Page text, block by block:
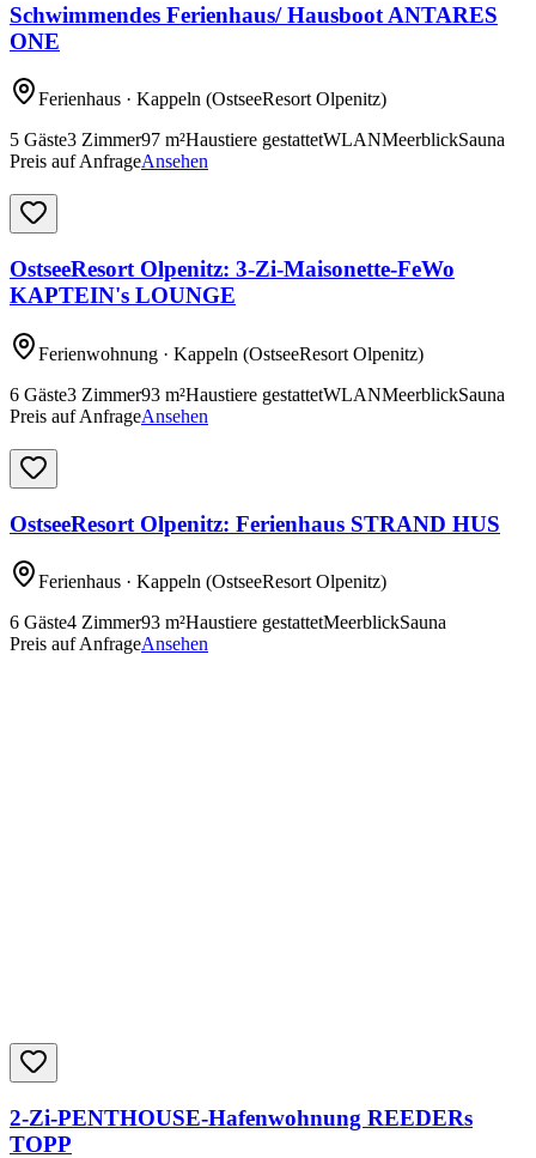
Schwimmendes Ferienhaus/ Hausboot ANTARES
ONE
Ferienhaus · Kappeln (OstseeResort Olpenitz)
5 Gäste3 Zimmer97 m²Haustiere gestattetWLANMeerblickSauna
Preis auf AnfrageAnsehen
OstseeResort Olpenitz: 3-Zi-Maisonette-FeWo
KAPTEIN's LOUNGE
Ferienwohnung · Kappeln (OstseeResort Olpenitz)
6 Gäste3 Zimmer93 m²Haustiere gestattetWLANMeerblickSauna
Preis auf AnfrageAnsehen
OstseeResort Olpenitz: Ferienhaus STRAND HUS
Ferienhaus · Kappeln (OstseeResort Olpenitz)
6 Gäste4 Zimmer93 m²Haustiere gestattetMeerblickSauna
Preis auf AnfrageAnsehen
2-Zi-PENTHOUSE-Hafenwohnung REEDERs
TOPP